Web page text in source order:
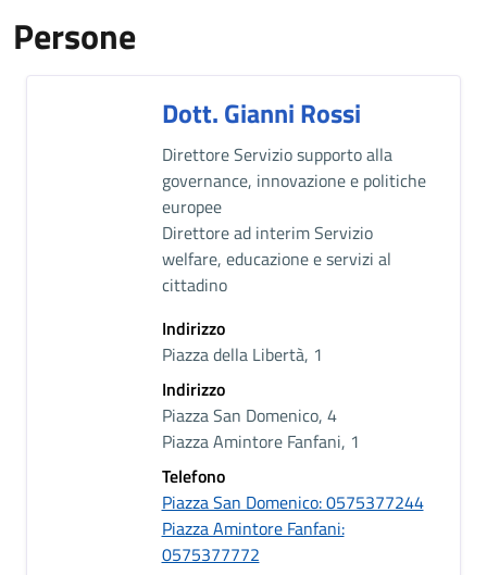
Persone
Dott. Gianni Rossi
Descrizione breve
Direttore Servizio supporto alla
governance, innovazione e politiche
europee
Direttore ad interim Servizio
welfare, educazione e servizi al
cittadino
Indirizzo
Piazza della Libertà, 1
Indirizzo
Piazza San Domenico, 4
Piazza Amintore Fanfani, 1
Telefono
Piazza San Domenico: 0575377244
Piazza Amintore Fanfani:
0575377772